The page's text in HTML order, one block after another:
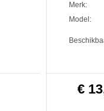
Merk:
Model:
€